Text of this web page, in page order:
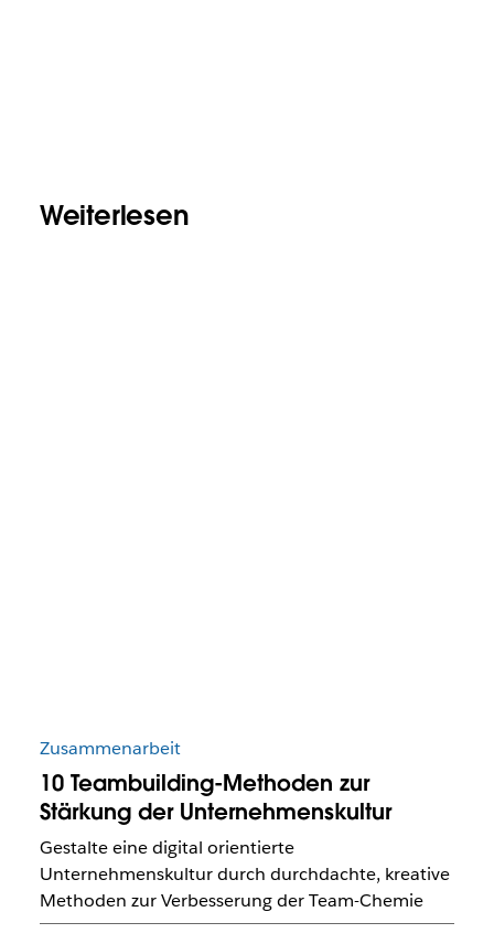
Weiterlesen
Zusammenarbeit
10 Teambuilding-Methoden zur
Stärkung der Unternehmenskultur
Gestalte eine digital orientierte
Unternehmenskultur durch durchdachte, kreative
Methoden zur Verbesserung der Team-Chemie